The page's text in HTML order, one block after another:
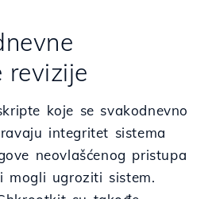
revizije
koje se svakodnevno
integritet sistema
neovlašćenog pristupa
ugroziti sistem.